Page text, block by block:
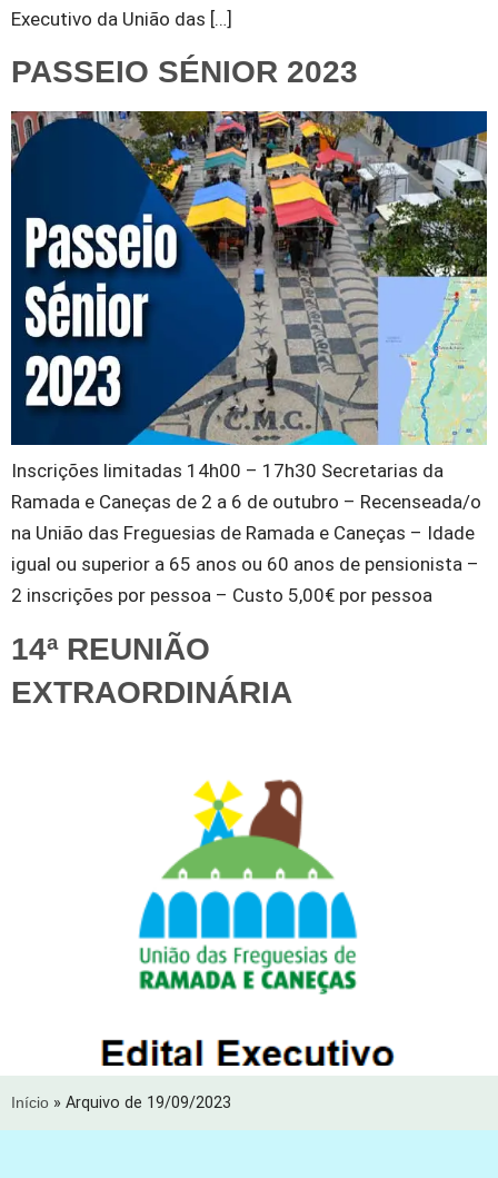
Executivo da União das […]
PASSEIO SÉNIOR 2023
Inscrições limitadas 14h00 – 17h30 Secretarias da
Ramada e Caneças de 2 a 6 de outubro – Recenseada/o
na União das Freguesias de Ramada e Caneças – Idade
igual ou superior a 65 anos ou 60 anos de pensionista –
2 inscrições por pessoa – Custo 5,00€ por pessoa
14ª REUNIÃO
EXTRAORDINÁRIA
Início » Arquivo de 19/09/2023